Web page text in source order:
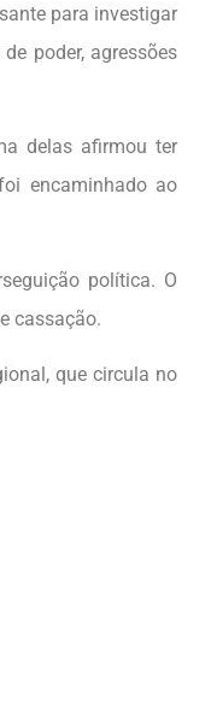
para investigar
poder, agressões
delas afirmou ter
encaminhado ao
política. O
cassação.
que circula no